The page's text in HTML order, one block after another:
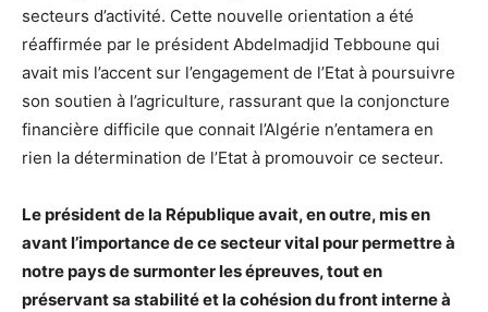
secteurs d’activité. Cette nouvelle orientation a été
réaffirmée par le président Abdelmadjid Tebboune qui
avait mis l’accent sur l’engagement de l’Etat à poursuivre
son soutien à l’agriculture, rassurant que la conjoncture
financière difficile que connait l’Algérie n’entamera en
rien la détermination de l’Etat à promouvoir ce secteur.
Le président de la République avait, en outre, mis en
avant l’importance de ce secteur vital pour permettre à
notre pays de surmonter les épreuves, tout en
préservant sa stabilité et la cohésion du front interne à